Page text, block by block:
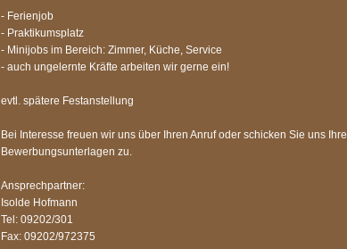
- Ferienjob
- Praktikumsplatz
- Minijobs im Bereich: Zimmer, Küche, Service
- auch ungelernte Kräfte arbeiten wir gerne ein!
evtl. spätere Festanstellung
Bei Interesse freuen wir uns über Ihren Anruf oder schicken Sie uns Ihre
Bewerbungsunterlagen zu.
Ansprechpartner:
Isolde Hofmann
Tel: 09202/301
Fax: 09202/972375